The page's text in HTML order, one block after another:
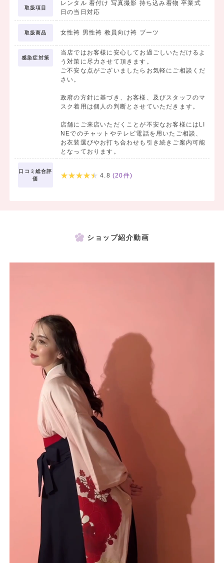
取扱項目
レンタル 着付け 写真撮影 持ち込み着物 卒業式
日の当日対応
取扱商品 女性袴 男性袴 教員向け袴 ブーツ
感染症対策
当店ではお客様に安心してお過ごしいただけるよ
う対策に尽力させて頂きます。
ご不安な点がございましたらお気軽にご相談くだ
さい。
政府の方針に基づき、お客様、及びスタッフのマ
スク着用は個人の判断とさせていただきます。
店舗にご来店いただくことが不安なお客様にはLI
NEでのチャットやテレビ電話を用いたご相談、
お衣装選びやお打ち合わせも引き続きご案内可能
となっております。
口コミ総合評
価
4.8 (20件)
ショップ紹介動画